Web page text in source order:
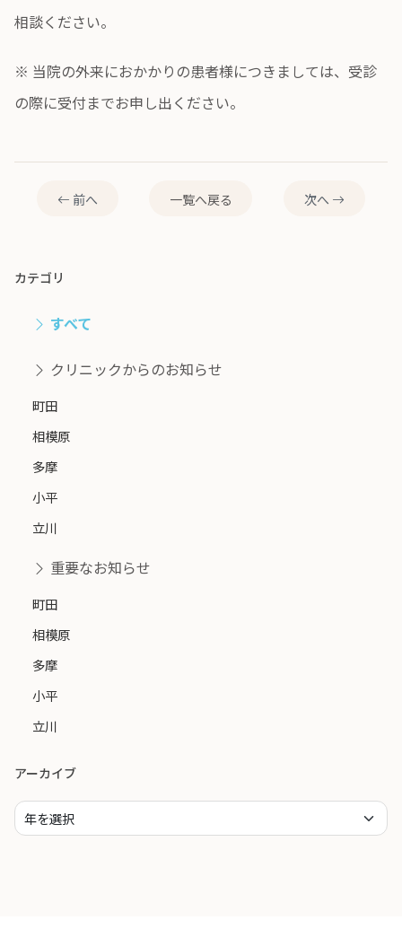
相談ください。
※ 当院の外来におかかりの患者様につきましては、受診
の際に受付までお申し出ください。
前へ 一覧へ戻る 次へ
カテゴリ
すべて
クリニックからのお知らせ
町田
相模原
多摩
小平
立川
重要なお知らせ
町田
相模原
多摩
小平
立川
アーカイブ